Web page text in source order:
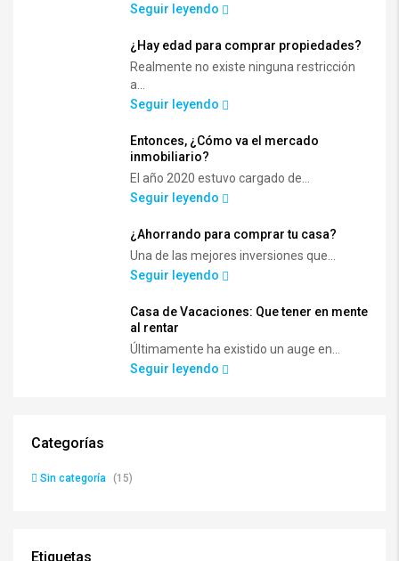
Seguir leyendo
¿Hay edad para comprar propiedades?
Realmente no existe ninguna restricción
a...
Seguir leyendo
Entonces, ¿Cómo va el mercado
inmobiliario?
El año 2020 estuvo cargado de...
Seguir leyendo
¿Ahorrando para comprar tu casa?
Una de las mejores inversiones que...
Seguir leyendo
Casa de Vacaciones: Que tener en mente
al rentar
Últimamente ha existido un auge en...
Seguir leyendo
Categorías
Sin categoría (15)
Etiquetas